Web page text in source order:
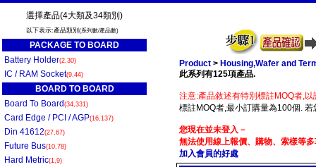
選擇產品(4大類及34類別)
以下表示:產品類別 (系列數/產品數)
PACKAGE TO BOARD
Battery Holder(2,30)
IC / RAM Socket(9,44)
BOARD TO BOARD
Board To Board (34,331)
Card Edge / PCI / AGP(16,137)
Din 41612(27,67)
Future Bus(10,78)
Hard Metric(1,9)
Product > Housing,Wafer and
此系列有125項產品.
注意:產品敘述有特別標註MOQ者,
標註MOQ者,最小訂購量為100個.
您現在並未登入－
無法使用線上報價、購物、索樣等
加入會員的好處